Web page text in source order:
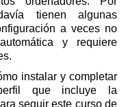
tienen algunas
a veces no
y requiere
instalar y completar
que incluye la
seguir este curso de